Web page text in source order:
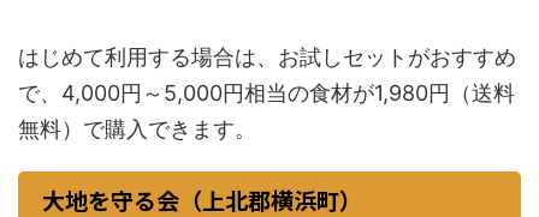
はじめて利用する場合は、お試しセットがおすすめ
で、4,000円～5,000円相当の食材が1,980円（送料
無料）で購入できます。
大地を守る会（上北郡横浜町）